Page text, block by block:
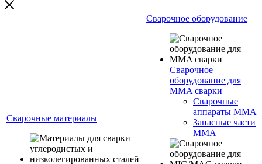
Сварочные материалы
Сварочное оборудование
Сварочное
оборудование для
MMA сварки
Сварочные
аппараты MMA
Запасные части
MMA